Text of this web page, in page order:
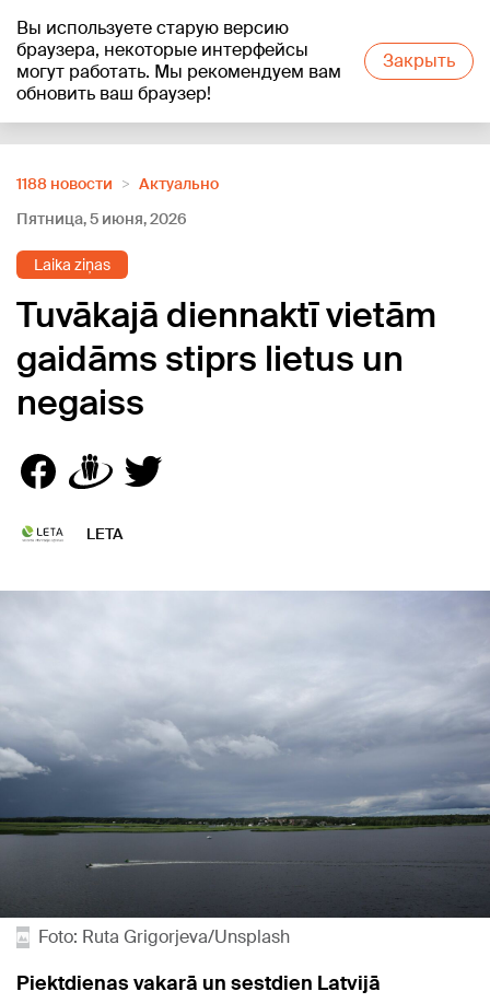
Вы используете старую версию
браузера, некоторые интерфейсы
могут работать. Мы рекомендуем вам
обновить ваш браузер!
Закрыть
+13°C
1188 новости
Актуально
Пятница, 5 июня, 2026
Laika ziņas
Tuvākajā diennaktī vietām
gaidāms stiprs lietus un
negaiss
LETA
Foto: Ruta Grigorjeva/Unsplash
Piektdienas vakarā un sestdien Latvijā